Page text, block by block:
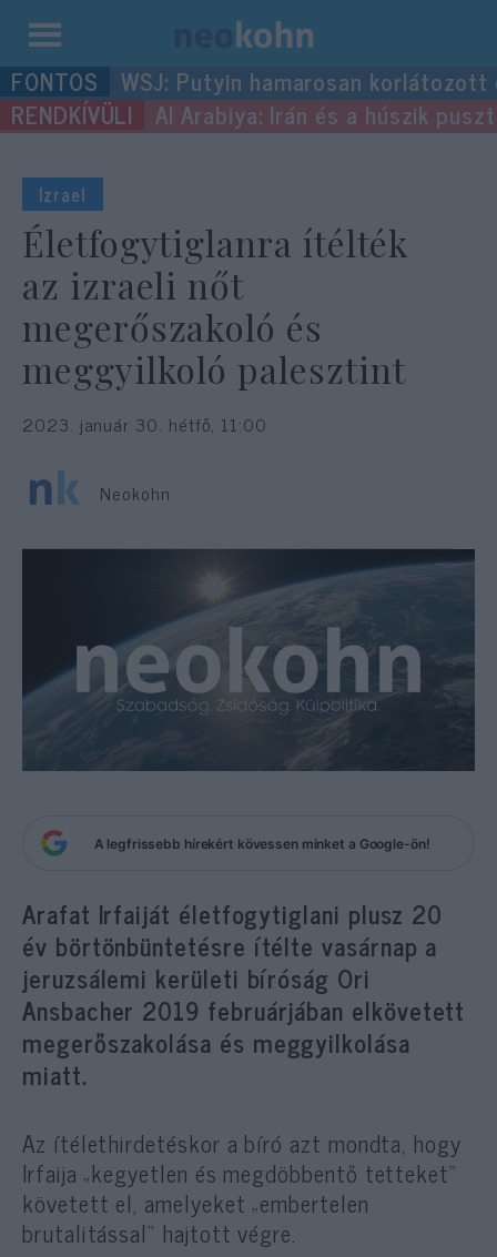
Kilépés
a
tartalomba
WSJ: Putyin hamarosan
Al Arabiya: Irán és a húszik
Izrael
Életfogytiglanra ítélték
az izraeli nőt
megerőszakoló és
meggyilkoló palesztint
2023. január 30. hétfő, 11:00
Neokohn
A legfrissebb hírekért kövessen minket a Google-ön!
Arafat Irfaiját életfogytiglani plusz 20
év börtönbüntetésre ítélte vasárnap a
jeruzsálemi kerületi bíróság Ori
Ansbacher 2019 februárjában elkövetett
megerőszakolása és meggyilkolása
miatt.
Az ítélethirdetéskor a bíró azt mondta, hogy
Irfaija „kegyetlen és megdöbbentő tetteket”
követett el, amelyeket „embertelen
brutalitással” hajtott végre.